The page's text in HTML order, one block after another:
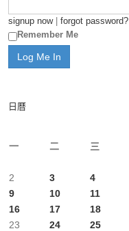
signup now| forgot password?
Remember Me
日曆
一
二 三
2
3 4
9
10 11
16
17 18
23
24 25